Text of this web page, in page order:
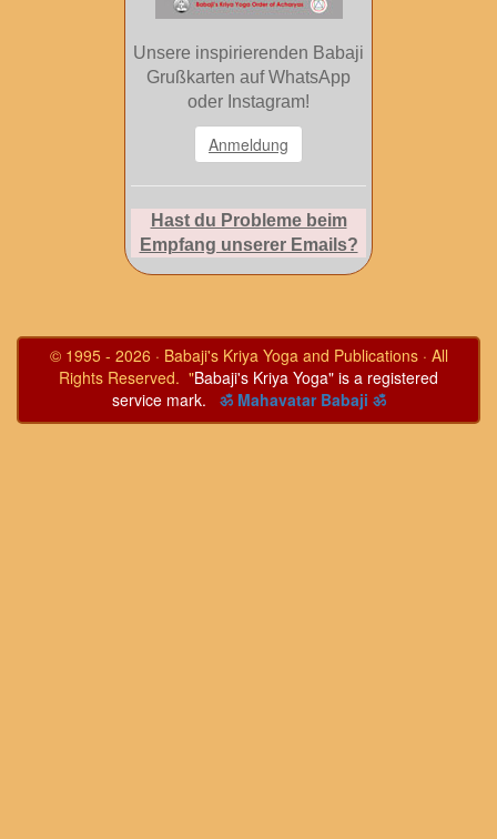
Unsere inspirierenden Babaji
Grußkarten auf WhatsApp
oder Instagram!
Anmeldung
Hast du Probleme beim
Empfang unserer Emails?
© 1995 - 2026 · Babaji's Kriya Yoga and Publications · All
Rights Reserved. "Babaji's Kriya Yoga" is a registered
service mark.
ॐ Mahavatar Babaji ॐ